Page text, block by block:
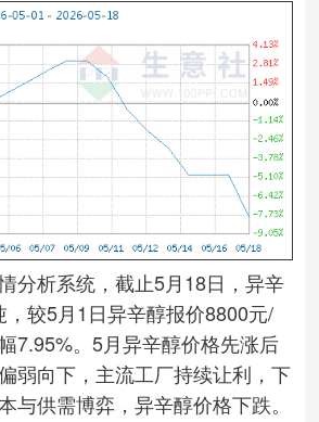
分析系统，截止5月18日，异辛
较5月1日异辛醇报价8800元/
7.95%。5月异辛醇价格先涨后
弱向下，主流工厂持续让利，下
与供需博弈，异辛醇价格下跌。